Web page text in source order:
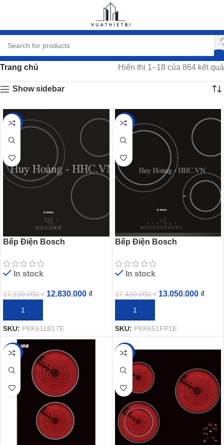
Trang chủ Hiển thị 1–18 của 864 kết quả
Show sidebar
-25%
Bếp Điện Bosch
Nấu Hồng Ngoại
In stock
17.100.000₫ 12.830.000 ₫
THÊM VÀO GIỎ HÀNG
SKU: PKK611B17E
-25%
Bếp Điện Bosch
Nấu Hồng Ngoại
In stock
17.400.000₫ 13.050.000 ₫
THÊM VÀO GIỎ HÀNG
SKU: PKK651FP1E
-17% -17%